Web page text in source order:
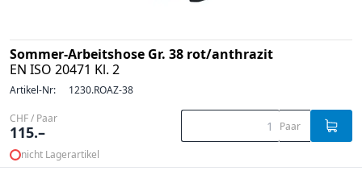
Sommer-Arbeitshose Gr. 38 rot/anthrazit
EN ISO 20471 Kl. 2
Artikel-Nr: 1230.ROAZ-38
CHF / Paar
115.– Paar
nicht Lagerartikel